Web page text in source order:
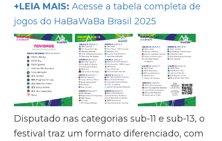
+LEIA MAIS: Acesse a tabela completa de
jogos do HaBaWaBa Brasil 2025
Disputado nas categorias sub-11 e sub-13, o
festival traz um formato diferenciado, com